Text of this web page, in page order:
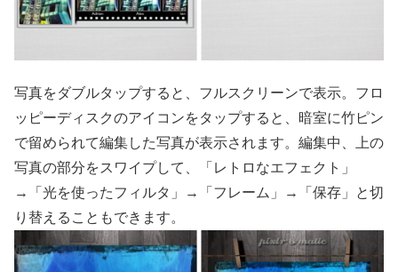
写真をダブルタップすると、フルスクリーンで表示。フロ
ッピーディスクのアイコンをタップすると、暗室に竹ピン
で留められて編集した写真が表示されます。編集中、上の
写真の部分をスワイプして、「レトロなエフェクト」
→「光を使ったフィルタ」→「フレーム」→「保存」と切
り替えることもできます。